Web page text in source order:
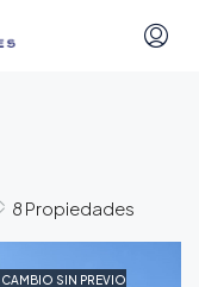
8 Propiedades
SIN PREVIO